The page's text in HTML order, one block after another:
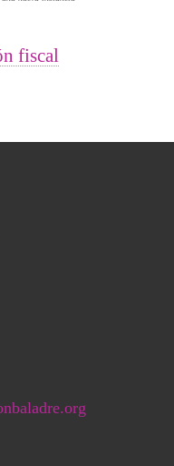
fiscal